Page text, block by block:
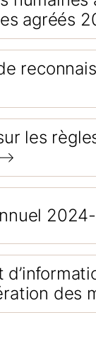
agréés
les
des